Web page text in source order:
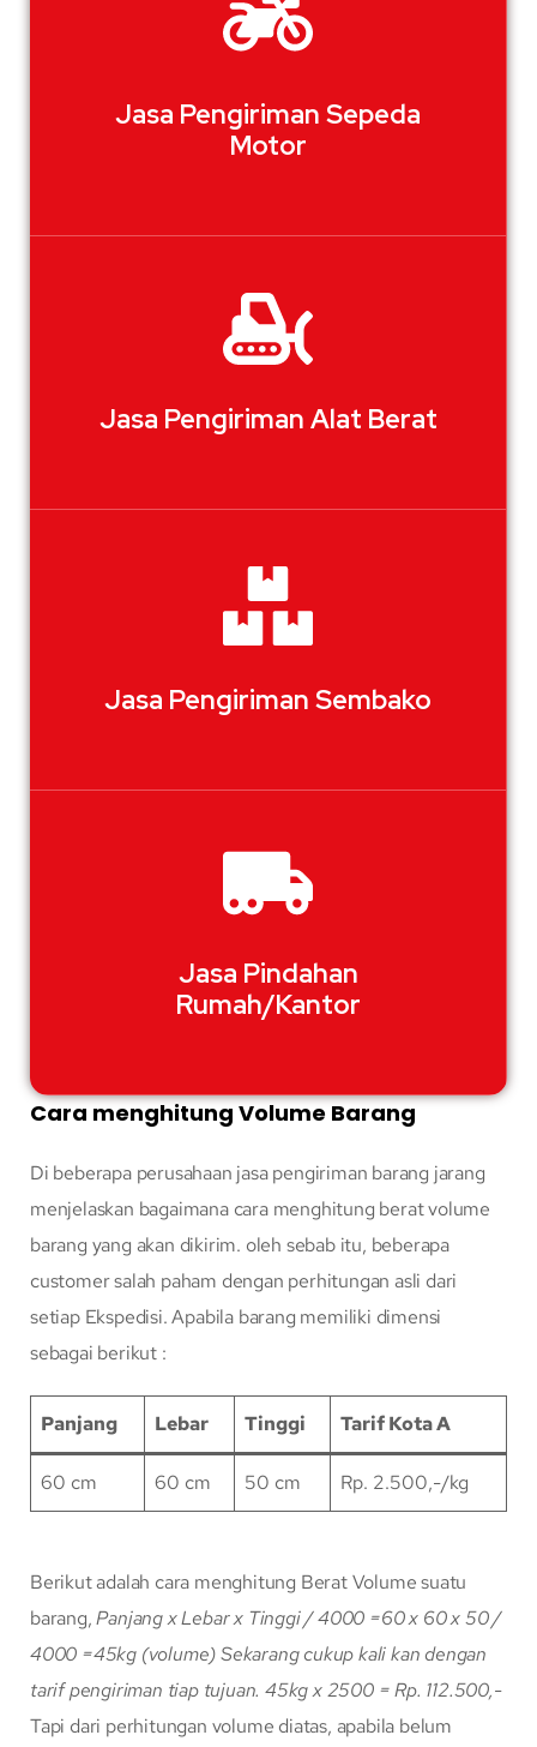
Jasa Pengiriman Sepeda
Motor
Jasa Pengiriman Alat Berat
Jasa Pengiriman Sembako
Jasa Pindahan
Rumah/Kantor
Cara menghitung Volume Barang
Di beberapa perusahaan jasa pengiriman barang jarang
menjelaskan bagaimana cara menghitung berat volume
barang yang akan dikirim. oleh sebab itu, beberapa
customer salah paham dengan perhitungan asli dari
setiap Ekspedisi. Apabila barang memiliki dimensi
sebagai berikut :
Panjang Lebar Tinggi Tarif Kota A
60 cm 60 cm 50 cm Rp. 2.500,-/kg
Berikut adalah cara menghitung Berat Volume suatu
barang,Panjang x Lebar x Tinggi / 4000 =60 x 60 x 50 /
4000 =45kg (volume)Sekarang cukup kali kan dengan
tarif pengiriman tiap tujuan. 45kg x 2500 = Rp. 112.500,-
Tapi dari perhitungan volume diatas, apabila belum